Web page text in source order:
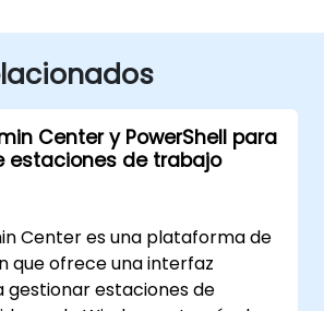
Center y PowerShell para
estaciones de trabajo
Center es una plataforma de
que ofrece una interfaz
gestionar estaciones de